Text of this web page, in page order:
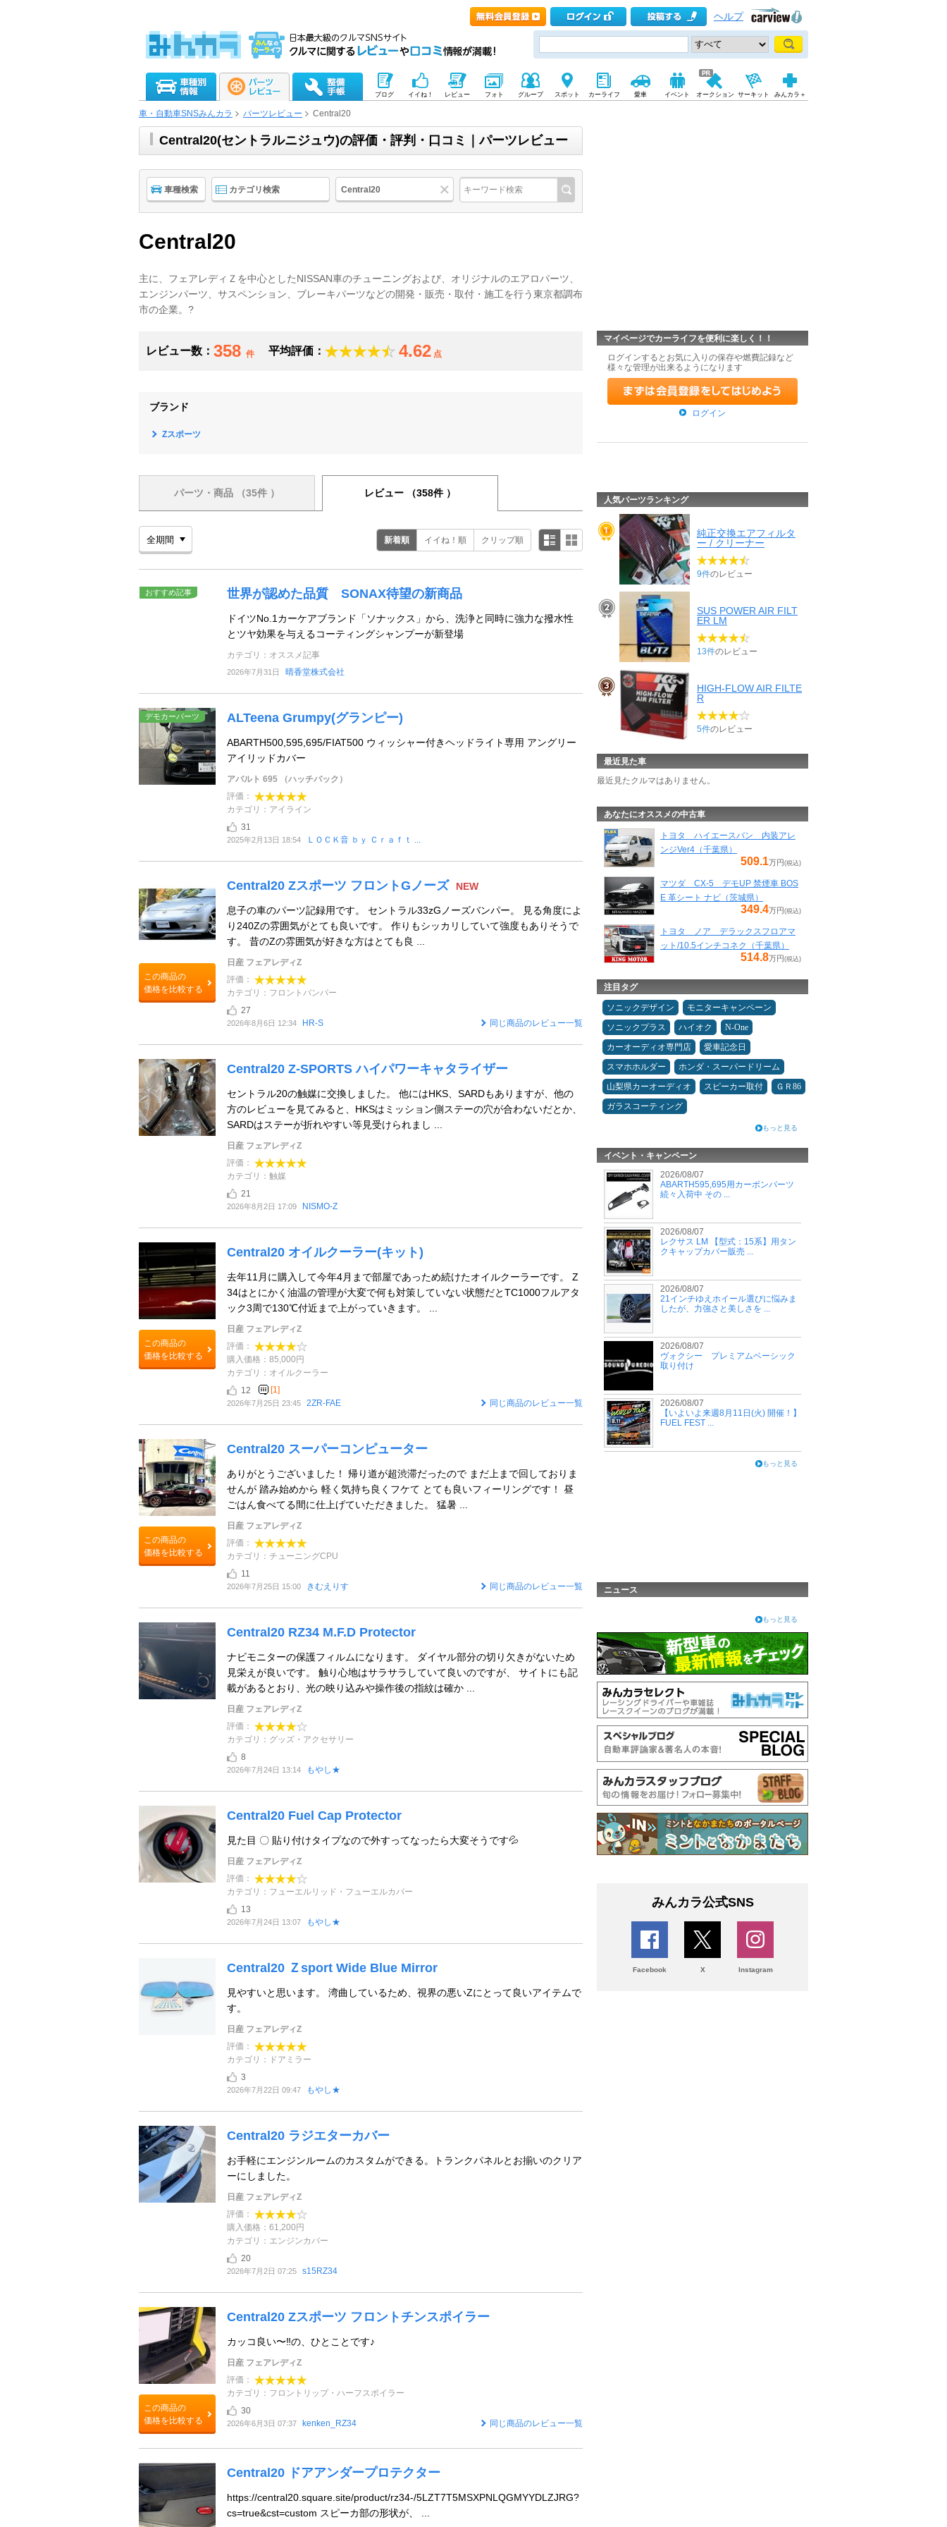
ヘルプ
ブログ イイね！ レビュー フォト グループ スポット カーライフ 愛車 イベント オークション サーキット みんカラ＋
車・自動車SNSみんカラ パーツレビュー Central20
Central20(セントラルニジュウ)の評価・評判・口コミ｜パーツレビュー
車種検索 カテゴリ検索 Central20
Central20
主に、フェアレディＺを中心としたNISSAN車のチューニングおよび、オリジナルのエアロパーツ、
エンジンパーツ、サスペンション、ブレーキパーツなどの開発・販売・取付・施工を行う東京都調布
市の企業。?
レビュー数： 358 件 平均評価： 4.62 点
ブランド
Zスポーツ
パーツ・商品 （35件 ） レビュー （358件 ）
新着順 イイね！順 クリップ順
おすすめ記事 世界が認めた品質 SONAX待望の新商品
ドイツNo.1カーケアブランド「ソナックス」から、洗浄と同時に強力な撥水性
とツヤ効果を与えるコーティングシャンプーが新登場
カテゴリ：オススメ記事
2026年7月31日 晴香堂株式会社
デモカーパーツ ALTeena Grumpy(グランピー)
ABARTH500,595,695/FIAT500 ウィッシャー付きヘッドライト専用 アングリー
アイリッドカバー
アバルト 695 （ハッチバック）
評価：
カテゴリ：アイライン
31
2025年2月13日 18:54 ＬＯＣＫ音 ｂｙ Ｃｒａｆｔ ...
この商品の
価格を比較する
Central20 Zスポーツ フロントGノーズ NEW
息子の車のパーツ記録用です。 セントラル33zGノーズバンパー。 見る角度によ
り240Zの雰囲気がとても良いです。 作りもシッカリしていて強度もありそうで
す。 昔のZの雰囲気が好きな方はとても良 ...
日産 フェアレディZ
評価：
カテゴリ：フロントバンパー
27
2026年8月6日 12:34 HR-S 同じ商品のレビュー一覧
Central20 Z-SPORTS ハイパワーキャタライザー
セントラル20の触媒に交換しました。 他にはHKS、SARDもありますが、他の
方のレビューを見てみると、HKSはミッション側ステーの穴が合わないだとか、
SARDはステーが折れやすい等見受けられまし ...
日産 フェアレディZ
評価：
カテゴリ：触媒
21
2026年8月2日 17:09 NISMO-Z
この商品の
価格を比較する
Central20 オイルクーラー(キット)
去年11月に購入して今年4月まで部屋であっため続けたオイルクーラーです。 Z
34はとにかく油温の管理が大変で何も対策していない状態だとTC1000フルアタ
ック3周で130℃付近まで上がっていきます。 ...
日産 フェアレディZ
評価：
購入価格：85,000円
カテゴリ：オイルクーラー
12
[1]
2026年7月25日 23:45 2ZR-FAE 同じ商品のレビュー一覧
この商品の
価格を比較する
Central20 スーパーコンピューター
ありがとうございました！ 帰り道が超渋滞だったので まだ上まで回しておりま
せんが 踏み始めから 軽く気持ち良くフケて とても良いフィーリングです！ 昼
ごはん食べてる間に仕上げていただきました。 猛暑 ...
日産 フェアレディZ
評価：
カテゴリ：チューニングCPU
11
2026年7月25日 15:00 きむえりす 同じ商品のレビュー一覧
Central20 RZ34 M.F.D Protector
ナビモニターの保護フィルムになります。 ダイヤル部分の切り欠きがないため
見栄えが良いです。 触り心地はサラサラしていて良いのですが、 サイトにも記
載があるとおり、光の映り込みや操作後の指紋は確か ...
日産 フェアレディZ
評価：
カテゴリ：グッズ・アクセサリー
8
2026年7月24日 13:14 もやし★
Central20 Fuel Cap Protector
見た目 〇 貼り付けタイプなので外すってなったら大変そうです💦
日産 フェアレディZ
評価：
カテゴリ：フューエルリッド・フューエルカバー
13
2026年7月24日 13:07 もやし★
Central20 Ｚsport Wide Blue Mirror
見やすいと思います。 湾曲しているため、視界の悪いZにとって良いアイテムで
す。
日産 フェアレディZ
評価：
カテゴリ：ドアミラー
3
2026年7月22日 09:47 もやし★
Central20 ラジエターカバー
お手軽にエンジンルームのカスタムができる。トランクパネルとお揃いのクリア
ーにしました。
日産 フェアレディZ
評価：
購入価格：61,200円
カテゴリ：エンジンカバー
20
2026年7月2日 07:25 s15RZ34
この商品の
価格を比較する
Central20 Zスポーツ フロントチンスポイラー
カッコ良い〜‼️の、ひとことです♪
日産 フェアレディZ
評価：
カテゴリ：フロントリップ・ハーフスポイラー
30
2026年6月3日 07:37 kenken_RZ34 同じ商品のレビュー一覧
Central20 ドアアンダープロテクター
https://central20.square.site/product/rz34-/5LZT7T5MSXPNLQGMYYDLZJRG?
cs=true&cst=custom スピーカ部の形状が、 ...
マイページでカーライフを便利に楽しく！！
ログインするとお気に入りの保存や燃費記録など
様々な管理が出来るようになります
ログイン
人気パーツランキング
純正交換エアフィルタ
ー / クリーナー
9件のレビュー
SUS POWER AIR FILT
ER LM
13件のレビュー
HIGH-FLOW AIR FILTE
R
5件のレビュー
最近見た車
最近見たクルマはありません。
あなたにオススメの中古車
トヨタ ハイエースバン 内装アレ
ンジVer4（千葉県）
509.1万円(税込)
マツダ CX-5 デモUP 禁煙車 BOS
E 革シート ナビ（茨城県）
349.4万円(税込)
トヨタ ノア デラックスフロアマ
ット/10.5インチコネク（千葉県）
514.8万円(税込)
注目タグ
ソニックデザイン
モニターキャンペーン
ソニックプラス
ハイオク
N-One
カーオーディオ専門店
愛車記念日
スマホホルダー
ホンダ・スーパードリーム
山梨県カーオーディオ
スピーカー取付
ＧＲ86
ガラスコーティング
もっと見る
イベント・キャンペーン
2026/08/07
ABARTH595,695用カーボンパーツ
続々入荷中 その ...
2026/08/07
レクサス LM 【型式：15系】用タン
クキャップカバー販売 ...
2026/08/07
21インチゆえホイール選びに悩みま
したが、力強さと美しさを ...
2026/08/07
ヴォクシー プレミアムベーシック
取り付け
2026/08/07
【いよいよ来週8月11日(火) 開催！】
FUEL FEST ...
もっと見る
ニュース
もっと見る
みんカラ公式SNS
Facebook X Instagram